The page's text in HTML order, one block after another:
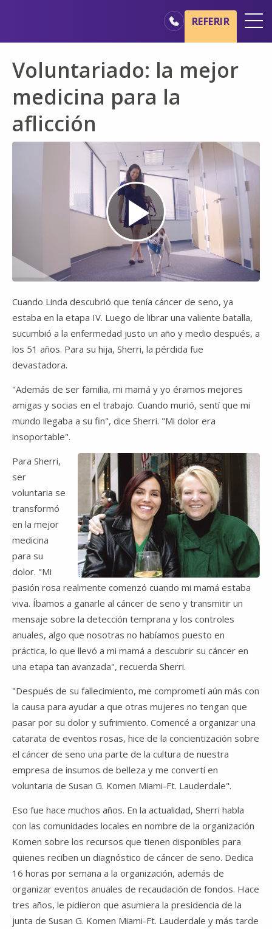
Básicos del cuidado de hospicio
Nuestros servicios
Profesionales médicos
Familiares y cuidadores
REFERIR
Voluntariado: la mejor
medicina para la
aflicción
Play
Video
Cuando Linda descubrió que tenía cáncer de seno, ya
estaba en la etapa IV. Luego de librar una valiente batalla,
sucumbió a la enfermedad justo un año y medio después, a
los 51 años. Para su hija, Sherri, la pérdida fue
devastadora.
"Además de ser familia, mi mamá y yo éramos mejores
amigas y socias en el trabajo. Cuando murió, sentí que mi
mundo llegaba a su fin", dice Sherri. "Mi dolor era
insoportable".
Para Sherri,
ser
voluntaria se
transformó
en la mejor
medicina
para su
dolor. "Mi
pasión rosa realmente comenzó cuando mi mamá estaba
viva. Íbamos a ganarle al cáncer de seno y transmitir un
mensaje sobre la detección temprana y los controles
anuales, algo que nosotras no habíamos puesto en
práctica, lo que llevó a mi mamá a descubrir su cáncer en
una etapa tan avanzada", recuerda Sherri.
"Después de su fallecimiento, me comprometí aún más con
la causa para ayudar a que otras mujeres no tengan que
pasar por su dolor y sufrimiento. Comencé a organizar una
catarata de eventos rosas, hice de la concientización sobre
el cáncer de seno una parte de la cultura de nuestra
empresa de insumos de belleza y me convertí en
voluntaria de Susan G. Komen Miami-Ft. Lauderdale".
Eso fue hace muchos años. En la actualidad, Sherri habla
con las comunidades locales en nombre de la organización
Komen sobre los recursos que tienen disponibles para
quienes reciben un diagnóstico de cáncer de seno. Dedica
16 horas por semana a la organización, además de
organizar eventos anuales de recaudación de fondos. Hace
tres años, le pidieron que asumiera la presidencia de la
junta de Susan G. Komen Miami-Ft. Lauderdale y más tarde